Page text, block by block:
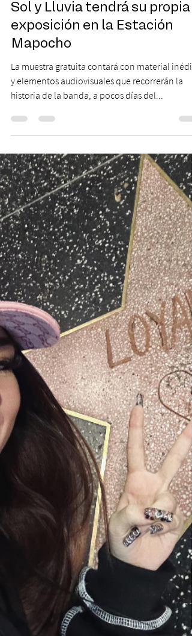
8 abr 2024 2 min de lectura
Sol y Lluvia tendrá su propia
exposición en la Estación
Mapocho
La muestra gratuita contará con material
y elementos audiovisuales que recorrerán la
historia de la banda, a pocos días del...